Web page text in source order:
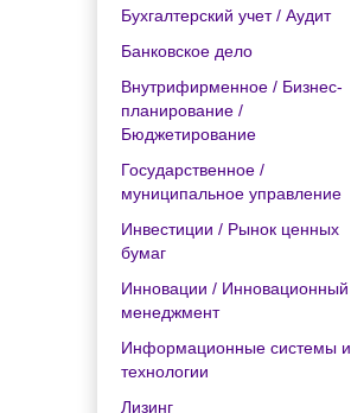
Бухгалтерский учет / Аудит
Банковское дело
Внутрифирменное / Бизнес-
планирование /
Бюджетирование
Государственное /
муниципальное управление
Инвестиции / Рынок ценных
бумаг
Инновации / Инновационный
менеджмент
Информационные системы и
технологии
Лизинг